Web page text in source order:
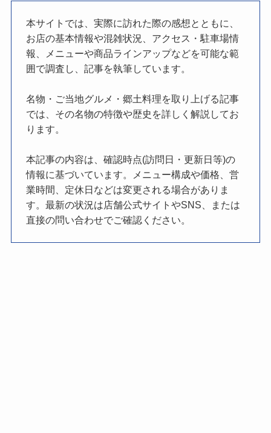
本サイトでは、実際に訪れた際の感想とともに、
お店の基本情報や混雑状況、アクセス・駐車場情
報、メニューや商品ラインアップなどを可能な範
囲で調査し、記事を執筆しています。
名物・ご当地グルメ・郷土料理を取り上げる記事
では、その名物の特徴や歴史を詳しく解説してお
ります。
本記事の内容は、確認時点(訪問日・更新日等)の
情報に基づいています。メニュー構成や価格、営
業時間、定休日などは変更される場合がありま
す。最新の状況は店舗公式サイトやSNS、または
直接の問い合わせでご確認ください。